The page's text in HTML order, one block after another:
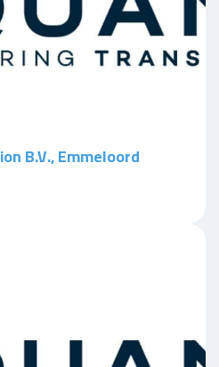
B.V., Emmeloord